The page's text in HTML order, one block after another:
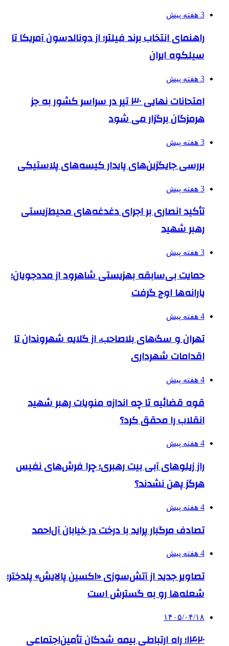
3 هفته پیش
راهنمای انتخاب برند فیلتر؛ از دونالدسون آمریکا تا
سیلکوه ایران
3 هفته پیش
امتحانات نهایی ۳۰ تیر در سراسر کشور به جز
هرمزگان برگزار می شود
3 هفته پیش
بررسی جایگزین‌های پایدار کیسه‌های پلاستیکی
3 هفته پیش
تأکید انصاری بر اجرای دغدغه‌های محیط‌زیستی
رهبر شهید
3 هفته پیش
حمایت بی‌سابقه بهزیستی شاهرود از مددجویان؛
یارانه‌ها اوج گرفت
4 هفته پیش
تهران و سگ‌های بلاصاحب، از گلایه شهروندان تا
اقدامات شهرداری
4 هفته پیش
قوه قضائیه تا چه اندازه منویات رهبر شهید
انقلاب را محقق کرد؟
4 هفته پیش
راز زیلوهای آبی بیت رهبری؛ چرا فرش‌های نفیس
هرگز پهن نشدند؟
4 هفته پیش
تصادف مرگبار پراید با درخت در خیابان آل‌احمد
4 هفته پیش
تصاویر جدید از آتش‌سوزی «اکسین پالایش» پلدختر؛
شعله‌ها رو به گسترش است
۱۴۰۵/۰۴/۱۸
۱۴۲۰؛ راه ارتباطی بیمه شدگان تأمین‌اجتماعی